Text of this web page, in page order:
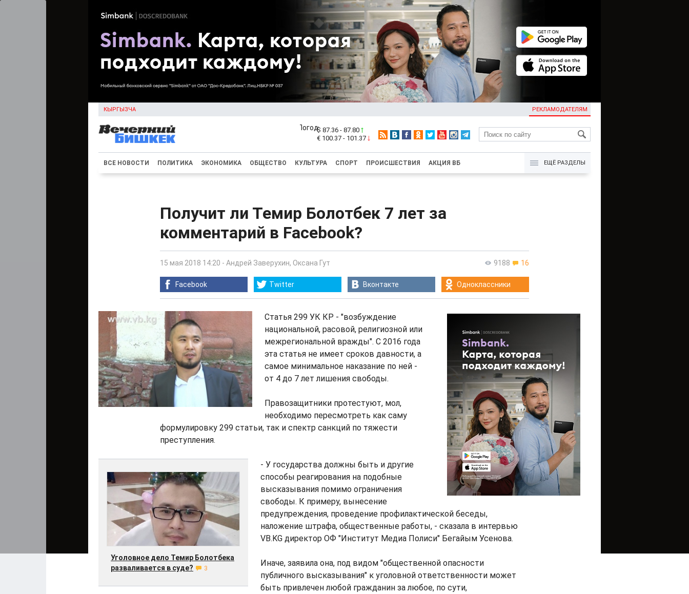
КЫРГЫЗЧА РЕКЛАМОДАТЕЛЯМ
KG
$ 87.36 - 87.80
€ 100.37 - 101.37
ВСЕ НОВОСТИ ПОЛИТИКА ЭКОНОМИКА ОБЩЕСТВО КУЛЬТУРА СПОРТ ПРОИСШЕСТВИЯ АКЦИЯ ВБ ЕЩЁ РАЗДЕЛЫ
Получит ли Темир Болотбек 7 лет за
комментарий в Facebook?
9188 16
15 мая 2018 14:20 - Андрей Заверухин, Оксана Гут
Facebook Twitter Вконтакте Одноклассники
Статья 299 УК КР - "возбуждение
национальной, расовой, религиозной или
межрегиональной вражды". С 2016 года
эта статья не имеет сроков давности, а
самое минимальное наказание по ней -
от 4 до 7 лет лишения свободы.
Правозащитники протестуют, мол,
необходимо пересмотреть как саму
формулировку 299 статьи, так и спектр санкций по тяжести
преступления.
Уголовное дело Темир Болотбека
разваливается в суде?
3
- У государства должны быть и другие
способы реагирования на подобные
высказывания помимо ограничения
свободы. К примеру, вынесение
предупреждения, проведение профилактической беседы,
наложение штрафа, общественные работы, - сказала в интервью
VB.KG директор ОФ "Институт Медиа Полиси" Бегайым Усенова.
Иначе, заявила она, под видом "общественной опасности
публичного высказывания" к уголовной ответственности может
быть привлечен любой гражданин за любое, по сути,